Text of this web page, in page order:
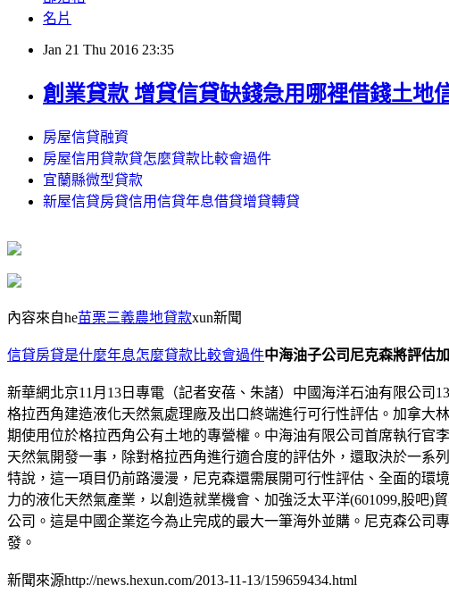
名片
Jan 21 Thu 2016 23:35
創業貸款 增貸信貸缺錢急用哪裡借錢土地
房屋信貸融資
房屋信用貸款貸怎麼貸款比較會過件
宜蘭縣微型貸款
新屋信貸房貸信用信貸年息借貸增貸轉貸
內容來自he苗栗三義農地貸款xun新聞
信貸房貸是什麼年息怎麼貸款比較會過件中海油子公司尼克森將評估
新華網北京11月13日專電（記者安蓓、朱諸）中國海洋石油有限公
格拉西角建造液化天然氣處理廠及出口終端進行可行性評估。加拿大
期使用位於格拉西角公有土地的專營權。中海油有限公司首席執行官
天然氣開發一事，除對格拉西角進行適合度的評估外，還取決於一
特說，這一項目仍前路漫漫，尼克森還需展開可行性評估、全面的環
力的液化天然氣產業，以創造就業機會、加強泛太平洋(601099,股吧)
公司。這是中國企業迄今為止完成的最大一筆海外並購。尼克森公司
發。
新聞來源http://news.hexun.com/2013-11-13/159659434.html